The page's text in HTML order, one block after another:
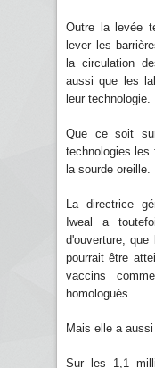
Outre la levée
lever les
la circulation
aussi que les
leur technologie.
Que ce soit
technologies les
la sourde oreille.
La directrice
Iweal a
d'ouverture,
pourrait être
vaccins
homologués.
Mais elle a
Sur les 1,1